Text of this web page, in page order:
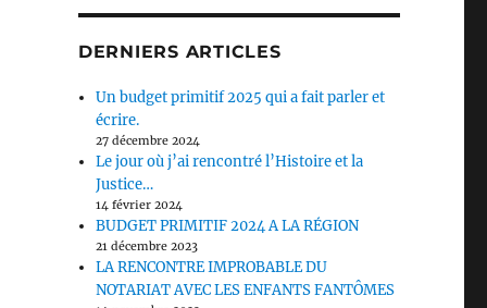
DERNIERS ARTICLES
Un budget primitif 2025 qui a fait parler et
écrire.
27 décembre 2024
Le jour où j’ai rencontré l’Histoire et la
Justice…
14 février 2024
BUDGET PRIMITIF 2024 A LA RÉGION
21 décembre 2023
LA RENCONTRE IMPROBABLE DU
NOTARIAT AVEC LES ENFANTS FANTÔMES